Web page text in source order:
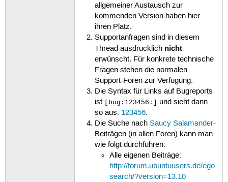
allgemeiner Austausch zur
kommenden Version haben hier
ihren Platz.
Supportanfragen sind in diesem
Thread ausdrücklich nicht
erwünscht. Für konkrete technische
Fragen stehen die normalen
Support-Foren zur Verfügung.
Die Syntax für Links auf Bugreports
ist [bug:123456:]
und sieht dann
so aus: 123456.
Die Suche nachSaucy Salamander-
Beiträgen (in allen Foren) kann man
wie folgt durchführen:
Alle eigenen Beiträge:
http://forum.ubuntuusers.de/ego
search/?version=13.10